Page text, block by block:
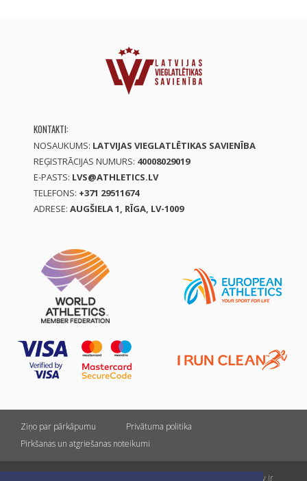
KONTAKTI:
NOSAUKUMS: LATVIJAS VIEGLATLĒTIKAS SAVIENĪBA
REĢISTRĀCIJAS NUMURS: 40008029019
E-PASTS: LVS@ATHLETICS.LV
TELEFONS: +371 29511674
ADRESE: AUGŠIELA 1, RĪGA, LV-1009
Ziņo par pārkāpumu
Privātuma politika
Pirkšanas un atgriešanas noteikumi
Visas tiesības rezervētas. Pārpublicēšanas gadījumā saite uz athletics.lv ir